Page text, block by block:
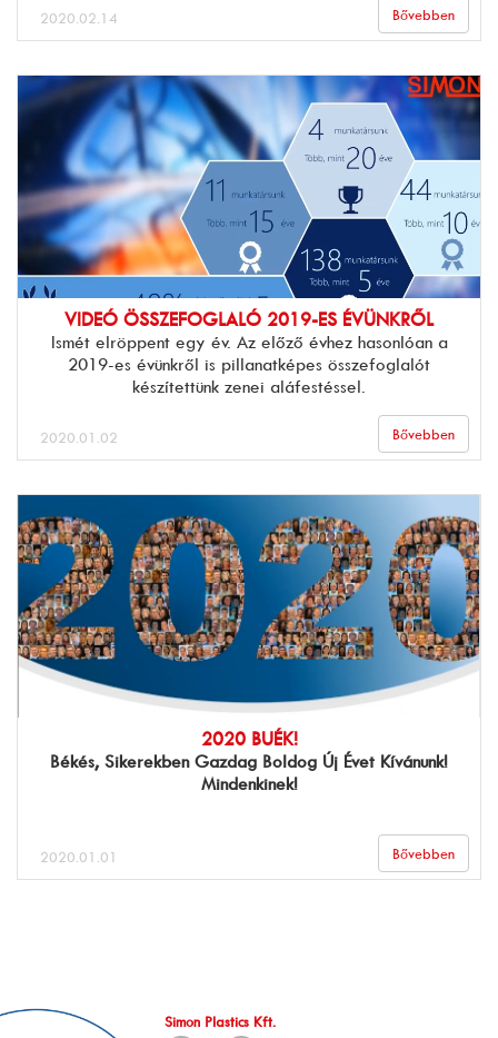
2020.02.14 Bővebben
VIDEÓ ÖSSZEFOGLALÓ 2019-ES ÉVÜNKRŐL
Ismét elröppent egy év. Az előző évhez hasonlóan a
2019-es évünkről is pillanatképes összefoglalót
készítettünk zenei aláfestéssel.
2020.01.02 Bővebben
2020 BUÉK!
Békés, Sikerekben Gazdag Boldog Új Évet Kívánunk!
Mindenkinek!
2020.01.01 Bővebben
Simon Plastics Kft.